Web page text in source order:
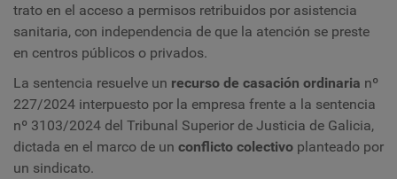
trato en el acceso a permisos retribuidos por asistencia
sanitaria, con independencia de que la atención se preste
en centros públicos o privados.
La sentencia resuelve un recurso de casación ordinaria nº
227/2024 interpuesto por la empresa frente a la sentencia
nº 3103/2024 del Tribunal Superior de Justicia de Galicia,
dictada en el marco de un conflicto colectivo planteado por
un sindicato.